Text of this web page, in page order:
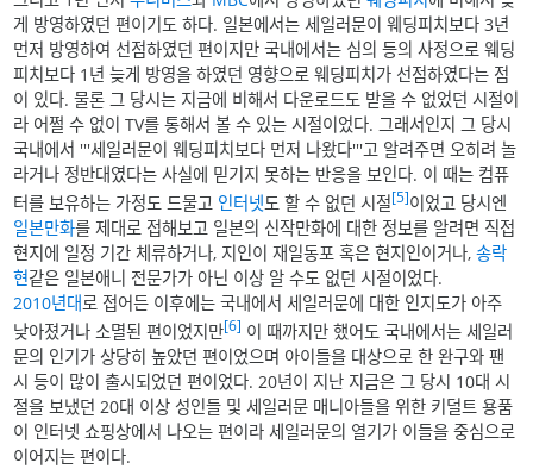
게 방영하였던 편이기도 하다. 일본에서는 세일러문이 웨딩피치보다 3년
먼저 방영하여 선점하였던 편이지만 국내에서는 심의 등의 사정으로 웨딩
피치보다 1년 늦게 방영을 하였던 영향으로 웨딩피치가 선점하였다는 점
이 있다. 물론 그 당시는 지금에 비해서 다운로드도 받을 수 없었던 시절이
라 어쩔 수 없이 TV를 통해서 볼 수 있는 시절이었다. 그래서인지 그 당시
국내에서 '''세일러문이 웨딩피치보다 먼저 나왔다'''고 알려주면 오히려 놀
라거나 정반대였다는 사실에 믿기지 못하는 반응을 보인다. 이 때는 컴퓨
터를 보유하는 가정도 드물고 인터넷도 할 수 없던 시절[5]이었고 당시엔
일본만화를 제대로 접해보고 일본의 신작만화에 대한 정보를 알려면 직접
현지에 일정 기간 체류하거나, 지인이 재일동포 혹은 현지인이거나,송락
현같은 일본애니 전문가가 아닌 이상 알 수도 없던 시절이었다.
2010년대로 접어든 이후에는 국내에서 세일러문에 대한 인지도가 아주
낮아졌거나 소멸된 편이었지만[6] 이 때까지만 했어도 국내에서는 세일러
문의 인기가 상당히 높았던 편이었으며 아이들을 대상으로 한 완구와 팬
시 등이 많이 출시되었던 편이었다. 20년이 지난 지금은 그 당시 10대 시
절을 보냈던 20대 이상 성인들 및 세일러문 매니아들을 위한 키덜트 용품
이 인터넷 쇼핑상에서 나오는 편이라 세일러문의 열기가 이들을 중심으로
이어지는 편이다.